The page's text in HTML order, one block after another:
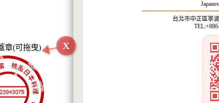
台北市中正區寧
X